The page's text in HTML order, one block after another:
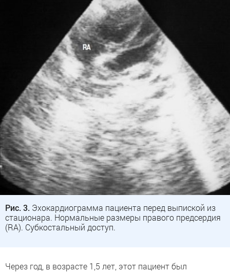
Рис. 3. Эхокардиограмма пациента перед выпиской из
стационара. Нормальные размеры правого предсердия
(RA). Субкостальный доступ.
Через год, в возрасте 1,5 лет, этот пациент был